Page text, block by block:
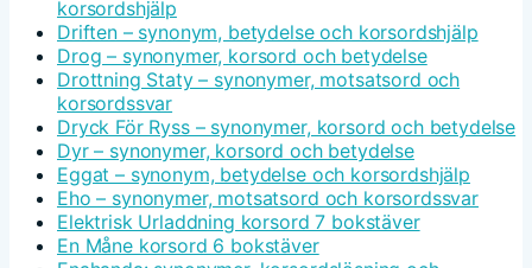
korsordshjälp
Driften – synonym, betydelse och korsordshjälp
Drog – synonymer, korsord och betydelse
Drottning Staty – synonymer, motsatsord och
korsordssvar
Dryck För Ryss – synonymer, korsord och betydelse
Dyr – synonymer, korsord och betydelse
Eggat – synonym, betydelse och korsordshjälp
Eho – synonymer, motsatsord och korsordssvar
Elektrisk Urladdning korsord 7 bokstäver
En Måne korsord 6 bokstäver